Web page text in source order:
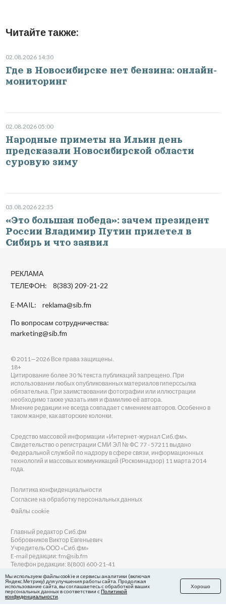
Читайте также:
02.08.2026 14:30
Где в Новосибирске нет бензина: онлайн-
мониторинг
02.08.2026 05:00
Народные приметы на Ильин день
предсказали Новосибирской области
суровую зиму
03.08.2026 22:35
«Это большая победа»: зачем президент
России Владимир Путин прилетел в
Сибирь и что заявил
РЕКЛАМА
ТЕЛЕФОН: 8(383) 209-21-22
E-MAIL: reklama@sib.fm
По вопросам сотрудничества:
marketing@sib.fm
© 2011—2026 Все права защищены.
18+
Цитирование более 30 % текста публикаций запрещено. При
использовании любых опубликованных материалов гиперссылка
обязательна. При заимствовании фотографии или иллюстрации
необходимо также указать имя и фамилию её автора.
Мнение редакции не всегда совпадает с мнением авторов. Особенно в
таком жанре, как авторские колонки.
Средство массовой информации «Интернет-журнал Сиб.фм».
Свидетельство о регистрации СМИ ЭЛ № ФС 77 - 57211 выдано
Федеральной службой по надзору в сфере связи, информационных
технологий и массовых коммуникаций (Роскомнадзор) 11 марта 2014
года.
Политика конфиденциальности
Согласие на обработку персональных данных
Файлы cookie
Главный редактор Сиб.фм
Бобровников Виктор Евгеньевич
Учредитель ООО «Сиб.фм»
E-mail редакции: fm@sib.fm
Телефон редакции: 8(800) 600-21-41
Сайт разработан и поддерживается Технодзен
Мы используем файлы cookie и сервисы аналитики (включая
Яндекс.Метрику) для улучшения работы сайта. Продолжая
использование сайта, вы соглашаетесь с обработкой ваших
персональных данных в соответствии сПолитикой
конфиденциальности
Хорошо